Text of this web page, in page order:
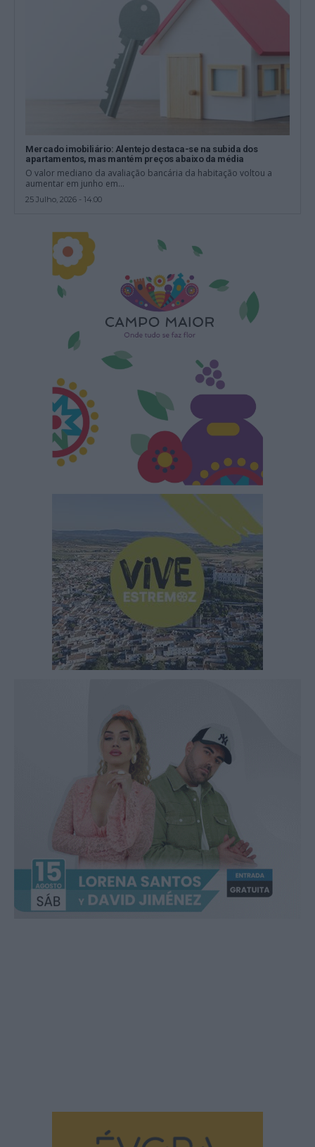
Mercado imobiliário: Alentejo destaca-se na subida dos
apartamentos, mas mantém preços abaixo da média
O valor mediano da avaliação bancária da habitação voltou a
aumentar em junho em...
25 Julho, 2026 - 14:00